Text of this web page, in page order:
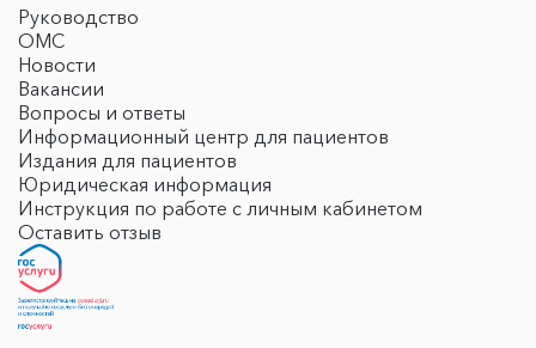
Руководство
ОМС
Новости
Вакансии
Вопросы и ответы
Информационный центр для пациентов
Издания для пациентов
Юридическая информация
Инструкция по работе с личным кабинетом
Оставить отзыв